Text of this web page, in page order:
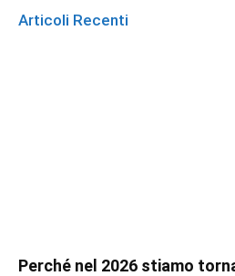
Articoli Recenti
Perché nel 2026 stiamo